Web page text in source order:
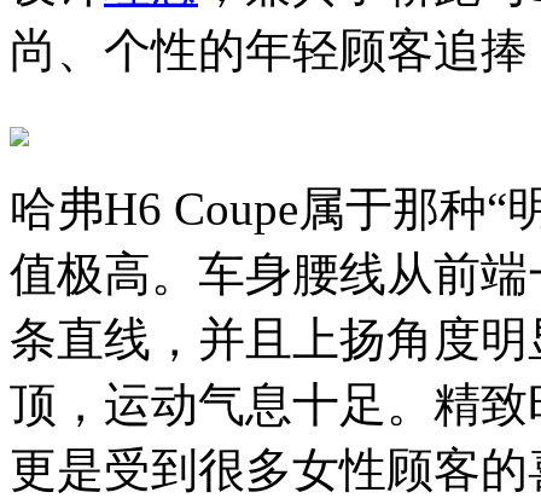
尚、个性的年轻顾客追
哈弗H6 Coupe属于那种“
值极高。车身腰线从前
条直线，并且上扬角度
顶，运动气息十足。精
更是受到很多女性顾客